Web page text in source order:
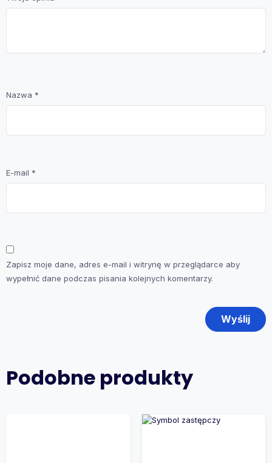
Nazwa *
E-mail *
Zapisz moje dane, adres e-mail i witrynę w przeglądarce aby
wypełnić dane podczas pisania kolejnych komentarzy.
Podobne produkty